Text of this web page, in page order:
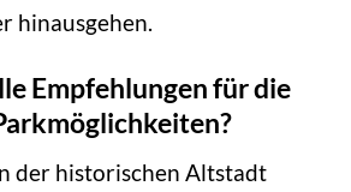
hinausgehen.
Empfehlungen für die
der historischen Altstadt